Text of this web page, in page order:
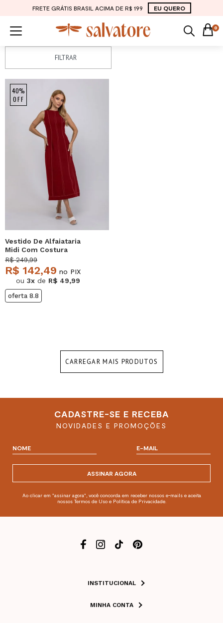
FRETE GRÁTIS BRASIL ACIMA DE R$ 199 EU QUERO
0
FILTRAR
40%
OFF
Vestido De Alfaiataria
Midi Com Costura
Contrastantes Vinho
Salvatore
R$ 249,99
R$ 142,49 no PIX
ou 3x de R$ 49,99
oferta 8.8
CARREGAR MAIS PRODUTOS
CADASTRE-SE E RECEBA
NOVIDADES E PROMOÇÕES
ASSINAR AGORA
Ao clicar em "assinar agora", você concorda em receber nossos e-mails e aceita
nossos Termos de Uso e Política de Privacidade.
INSTITUCIONAL
MINHA CONTA